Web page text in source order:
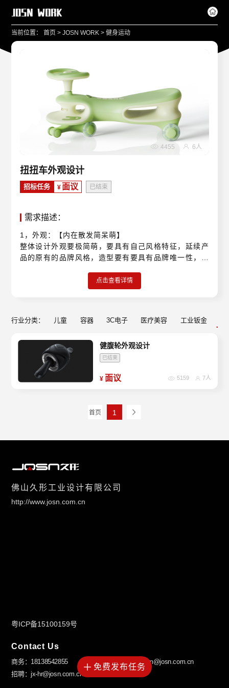
当前位置： 首页 >JOSN WORK >健身运动
4455 6人
招标任务 ¥ 面议 已结束
扭扭车外观设计
需求描述：
1，外观：【内在散发简呆萌】
整体设计外观要极简萌，要具有自己风格特征，延续产
品的原有的品牌风格，造型要有要具有品牌唯一性，辨
有内在之美感，整体设计需要以潮童的方向去设计。
2.安全和用户体验：整体造型需要考虑扭扭车安规标
同类人气有一种排比心理，从而起到二次消费目的。
色立体，内透立体式灯光，感漫反灯效。动感方向把手
超萌超前感、撞色点缀配件细节如把手座垫和装饰件，
内透大胆尝试设计，主体明确，紧凑外观尺寸，精简形
体，超薄形体轻奢外观，脚搭位要圆宽，用户体验内感
4.建议主题：迎风踏浪、快乐成长、积极向上，探索未
来，萌车等 具有正向故事性主题
点击查看详情
免费发布任务
行业分类： 儿童 容器 3C电子 医疗美容 工业钣金
健腹轮外观设计
已结束
5159 7人
¥ 面议
首页 1
佛山久形工业设计有限公司
http://www.josn.com.cn
粤ICP备15100159号
Contact Us
商务：18138542855
邮箱：jx-am@josn.com.cn
招聘：jx-hr@josn.com.cn